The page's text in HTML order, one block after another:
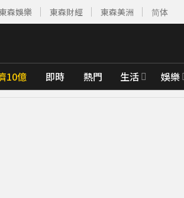
森娛樂 東森財經 東森美洲 简体
10億 即時 熱門 生活 娛樂